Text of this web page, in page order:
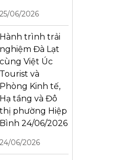
25/06/2026
Hành trình trải
nghiệm Đà Lạt
cùng Việt Úc
Tourist và
Phòng Kinh tế,
Hạ tầng và Đô
thị phường Hiệp
Bình 24/06/2026
24/06/2026